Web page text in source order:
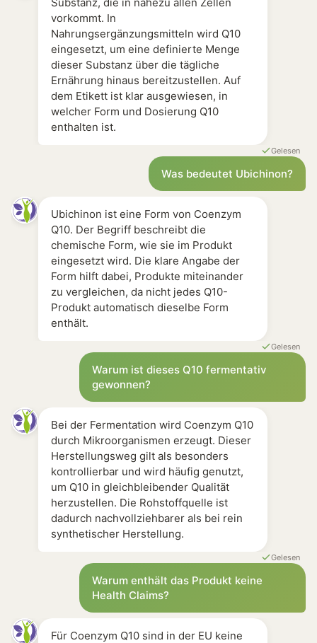
vorkommt. In
Nahrungsergänzungsmitteln wird Q10
eingesetzt, um eine definierte Menge
dieser Substanz über die tägliche
Ernährung hinaus bereitzustellen. Auf
dem Etikett ist klar ausgewiesen, in
welcher Form und Dosierung Q10
enthalten ist.
Gelesen
Was bedeutet Ubichinon?
Ubichinon ist eine Form von Coenzym
Q10. Der Begriff beschreibt die
chemische Form, wie sie im Produkt
eingesetzt wird. Die klare Angabe der
Form hilft dabei, Produkte miteinander
zu vergleichen, da nicht jedes Q10-
Produkt automatisch dieselbe Form
enthält.
Gelesen
Warum ist dieses Q10 fermentativ
gewonnen?
Bei der Fermentation wird Coenzym Q10
durch Mikroorganismen erzeugt. Dieser
Herstellungsweg gilt als besonders
kontrollierbar und wird häufig genutzt,
um Q10 in gleichbleibender Qualität
herzustellen. Die Rohstoffquelle ist
dadurch nachvollziehbarer als bei rein
synthetischer Herstellung.
Gelesen
Warum enthält das Produkt keine
Health Claims?
Für Coenzym Q10 sind in der EU keine